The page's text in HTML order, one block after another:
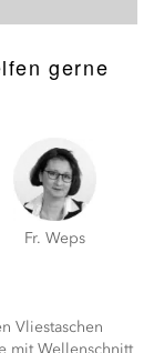
gerne
Fr. Weps
Vliestaschen
mit Wellenschnitt